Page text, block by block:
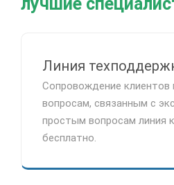
Линия
Сопровождение клиентов
вопросам, связанным с
простым вопросам линия
бесплатно.